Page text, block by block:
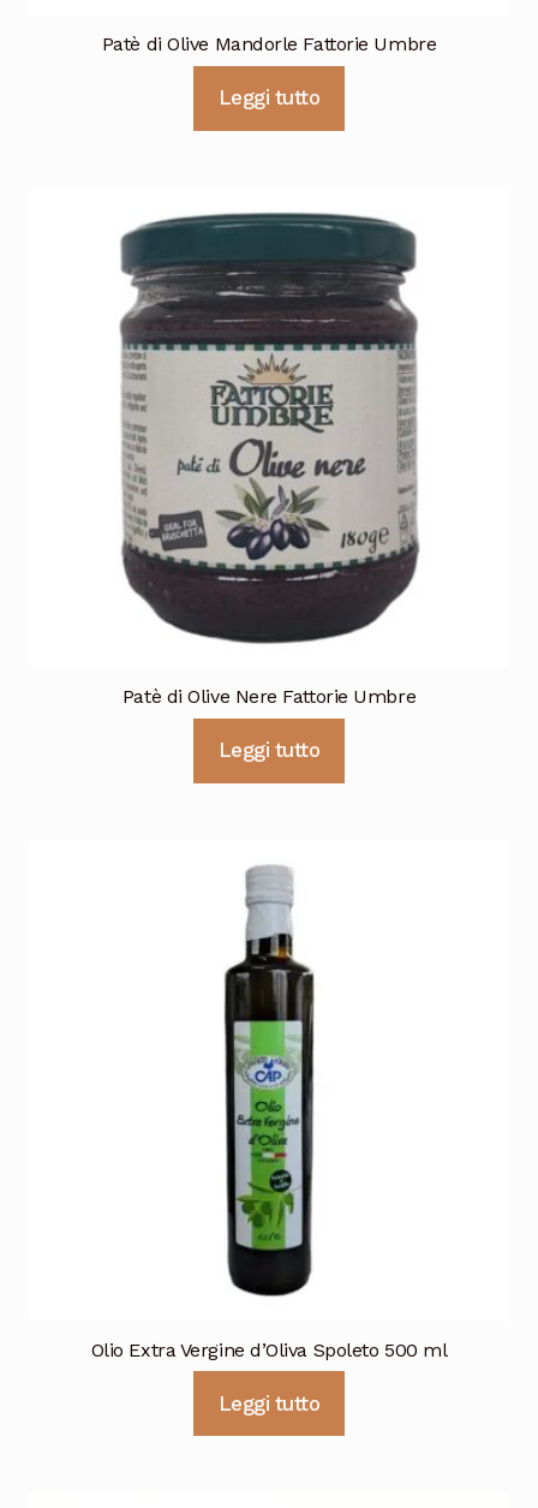
Patè di Olive Mandorle Fattorie Umbre
Leggi tutto
Patè di Olive Nere Fattorie Umbre
Leggi tutto
Olio Extra Vergine d’Oliva Spoleto 500 ml
Leggi tutto